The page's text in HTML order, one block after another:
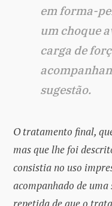
em forma-
um choque
carga de
sugestão.
O tratamento final,
mas que lhe foi
consistia no uso
acompanhado de
repetida de que o